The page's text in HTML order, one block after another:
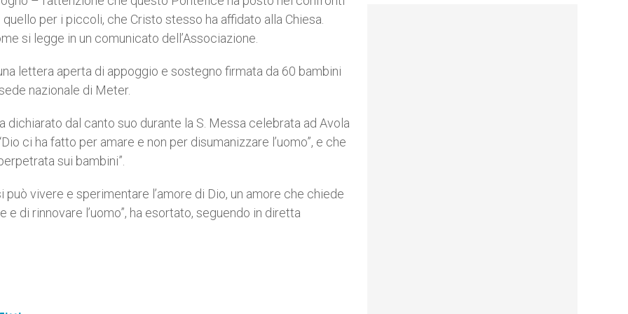
per i piccoli, che Cristo stesso ha affidato alla Chiesa.
si legge in un comunicato dell’Associazione.
lettera aperta di appoggio e sostegno firmata da 60 bambini
nazionale di Meter.
dal canto suo durante la S. Messa celebrata ad Avola
ci ha fatto per amare e non per disumanizzare l’uomo”, e che
sui bambini”.
vivere e sperimentare l’amore di Dio, un amore che chiede
di rinnovare l’uomo”, ha esortato, seguendo in diretta